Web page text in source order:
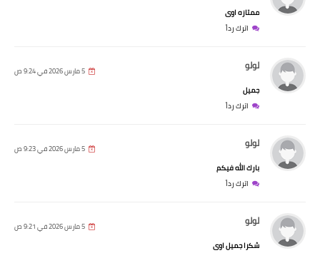
ممتازه اوى
اترك رداً
لولو 5 مارس 2026 في 9:24 ص
جميل
اترك رداً
لولو 5 مارس 2026 في 9:23 ص
بارك الله فيكم
اترك رداً
لولو 5 مارس 2026 في 9:21 ص
شكرا جميل اوى